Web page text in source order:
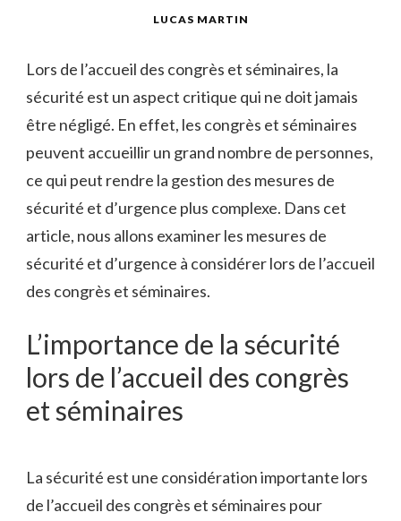
LUCAS MARTIN
Lors de l’accueil des congrès et séminaires, la
sécurité est un aspect critique qui ne doit jamais
être négligé. En effet, les congrès et séminaires
peuvent accueillir un grand nombre de personnes,
ce qui peut rendre la gestion des mesures de
sécurité et d’urgence plus complexe. Dans cet
article, nous allons examiner les mesures de
sécurité et d’urgence à considérer lors de l’accueil
des congrès et séminaires.
L’importance de la sécurité
lors de l’accueil des congrès
et séminaires
La sécurité est une considération importante lors
de l’accueil des congrès et séminaires pour